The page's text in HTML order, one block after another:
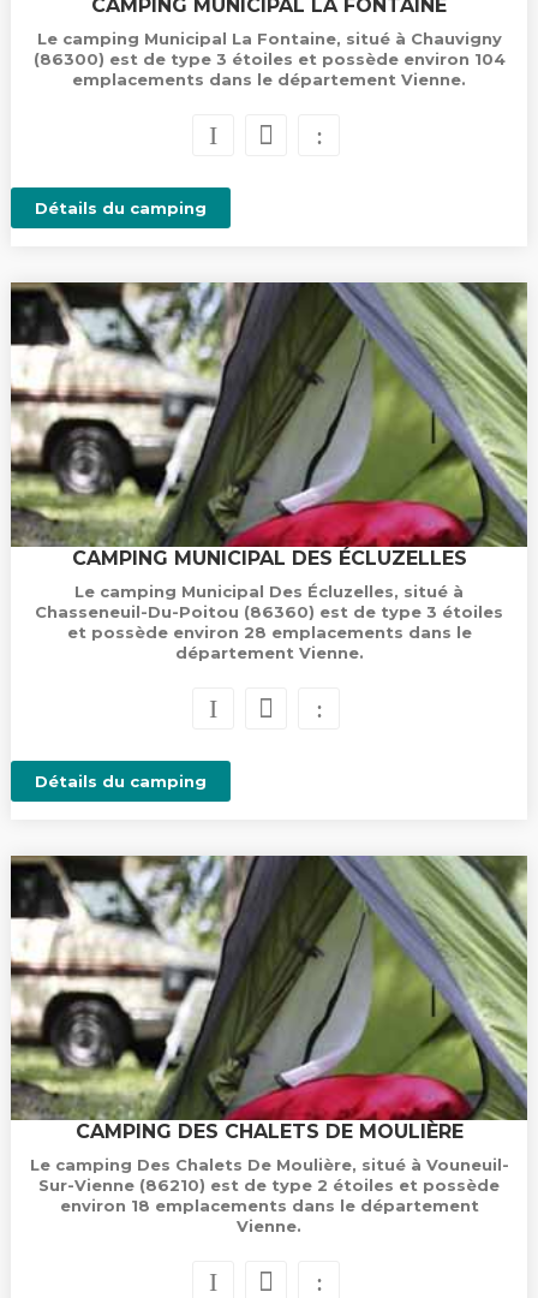
CAMPING MUNICIPAL LA FONTAINE
Le camping Municipal La Fontaine, situé à Chauvigny
(86300) est de type 3 étoiles et possède environ 104
emplacements dans le département Vienne.
Détails du camping
CAMPING MUNICIPAL DES ÉCLUZELLES
Le camping Municipal Des Écluzelles, situé à
Chasseneuil-Du-Poitou (86360) est de type 3 étoiles
et possède environ 28 emplacements dans le
département Vienne.
Détails du camping
CAMPING DES CHALETS DE MOULIÈRE
Le camping Des Chalets De Moulière, situé à Vouneuil-
Sur-Vienne (86210) est de type 2 étoiles et possède
environ 18 emplacements dans le département
Vienne.